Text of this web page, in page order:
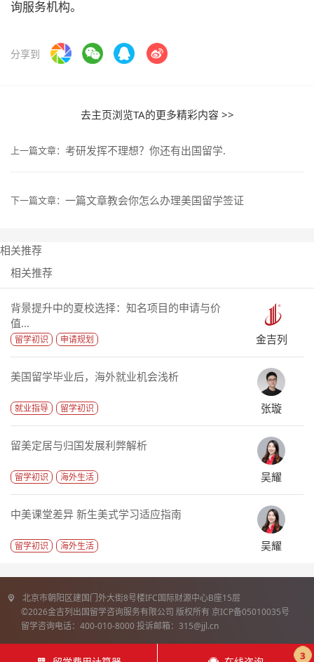
询服务机构。
分享到
去主页浏览TA的更多精彩内容 >>
上一篇文章： 考研发挥不理想？你还有出国留学.
下一篇文章： 一篇文章教会你怎么办理美国留学签证
相关推荐
相关推荐
背景提升中的夏校选择：知名项目的申请与价
值...
留学初识 申请规划 金吉列
美国留学毕业后，海外就业机会浅析
就业指导 留学初识 张璇
留美定居与归国发展利弊解析
留学初识 海外生活 吴耀
中美课堂差异 新生美式学习适应指南
留学初识 海外生活 吴耀
北京市朝阳区建国门外大街8号楼IFC国际财源中心B座15层
©2026金吉列出国留学咨询服务有限公司 版权所有 京ICP备05010035号
留学咨询电话：400-010-8000 投诉邮箱：315@jjl.cn
3